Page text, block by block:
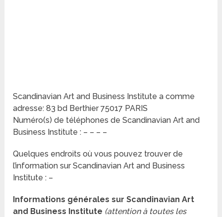
Scandinavian Art and Business Institute a comme
adresse: 83 bd Berthier 75017 PARIS
Numéro(s) de téléphones de Scandinavian Art and
Business Institute : – – – –
Quelques endroits où vous pouvez trouver de
l’information sur Scandinavian Art and Business
Institute : –
Informations générales sur Scandinavian Art
and Business Institute (attention à toutes les